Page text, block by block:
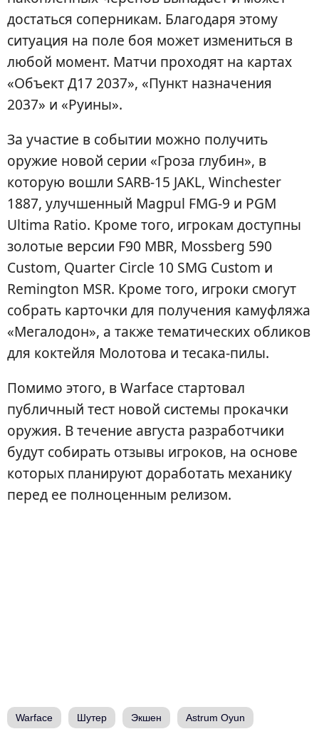
достаться соперникам. Благодаря этому
ситуация на поле боя может измениться в
любой момент. Матчи проходят на картах
«Объект Д17 2037», «Пункт назначения
2037» и «Руины».
За участие в событии можно получить
оружие новой серии «Гроза глубин», в
которую вошли SARB-15 JAKL, Winchester
1887, улучшенный Magpul FMG-9 и PGM
Ultima Ratio. Кроме того, игрокам доступны
золотые версии F90 MBR, Mossberg 590
Custom, Quarter Circle 10 SMG Custom и
Remington MSR. Кроме того, игроки смогут
собрать карточки для получения камуфляжа
«Мегалодон», а также тематических обликов
для коктейля Молотова и тесака-пилы.
Помимо этого, в Warface стартовал
публичный тест новой системы прокачки
оружия. В течение августа разработчики
будут собирать отзывы игроков, на основе
которых планируют доработать механику
перед ее полноценным релизом.
Warface Шутер Экшен Astrum Oyun